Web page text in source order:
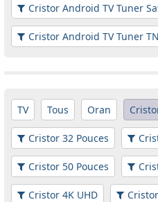
Cristor Android TV Tuner
Cristor Android TV Tuner
TV Tous Oran
Cristor 32 Pouces
Cristor 50 Pouces
Cristor 4K UHD